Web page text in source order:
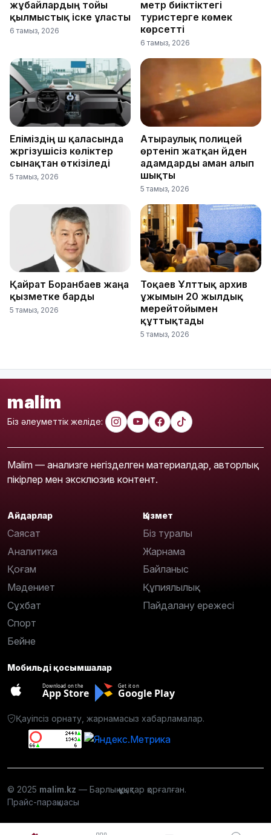
жұбайлардың тойы
қылмыстық іске ұласты
6 тамыз, 2026
метр биіктіктегі
туристерге көмек
көрсетті
6 тамыз, 2026
Еліміздің үш қаласында
жүргізушісіз көліктер
сынақтан өткізіледі
5 тамыз, 2026
Атыраулық полицей
өртеніп жатқан үйден
адамдарды аман алып
шықты
5 тамыз, 2026
Қайрат Боранбаев жаңа
қызметке барды
5 тамыз, 2026
Тоқаев Ұлттық архив
ұжымын 20 жылдық
мерейтойымен
құттықтады
5 тамыз, 2026
malim
Біз әлеуметтік желіде:
Malim — анализге негізделген материалдар, авторлық
пікірлер мен эксклюзив контент.
Айдарлар
Саясат
Аналитика
Қоғам
Мәдениет
Сұхбат
Спорт
Бейне
Қызмет
Біз туралы
Жарнама
Байланыс
Құпиялылық
Пайдалану ережесі
Мобильді қосымшалар
Download on the
App Store
Get it on
Google Play
Қауіпсіз орнату, жарнамасыз хабарламалар.
© 2025 malim.kz — Барлық құқықтар қорғалған.
Прайс-парақшасы